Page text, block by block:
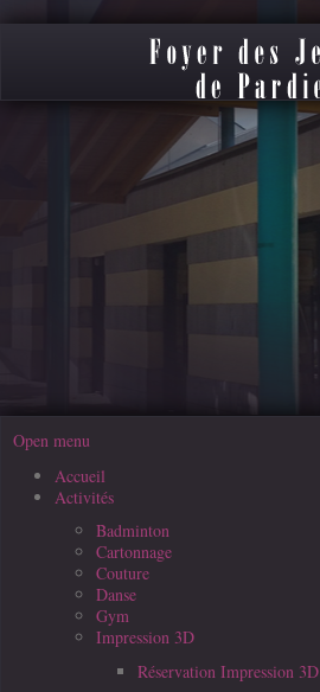
Open menu
Accueil
Activités
Badminton
Cartonnage
Couture
Danse
Gym
Impression 3D
Réservation Impression 3D